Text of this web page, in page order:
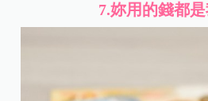
7.妳用的錢都是